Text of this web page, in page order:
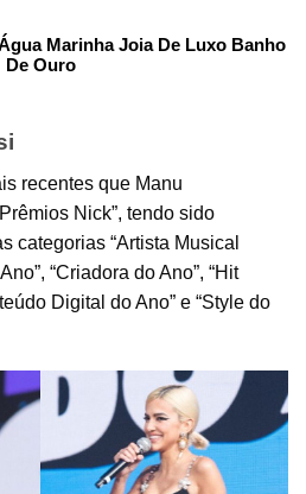
Marinha Joia De Luxo Banho
De Ouro
recentes que Manu
Nick”, tendo sido
categorias “Artista Musical
“Criadora do Ano”, “Hit
Digital do Ano” e “Style do